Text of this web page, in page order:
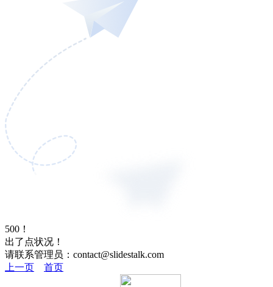
500！
出了点状况！
请联系管理员：contact@slidestalk.com
上一页
首页